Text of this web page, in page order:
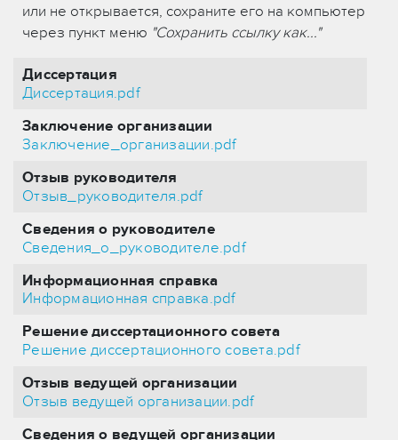
или не открывается, сохраните его на компьютер
через пункт меню "Сохранить ссылку как..."
Диссертация
Диссертация.pdf
Заключение организации
Заключение_организации.pdf
Отзыв руководителя
Отзыв_руководителя.pdf
Сведения о руководителе
Сведения_о_руководителе.pdf
Информационная справка
Информационная справка.pdf
Решение диссертационного совета
Решение диссертационного совета.pdf
Отзыв ведущей организации
Отзыв ведущей организации.pdf
Сведения о ведущей организации